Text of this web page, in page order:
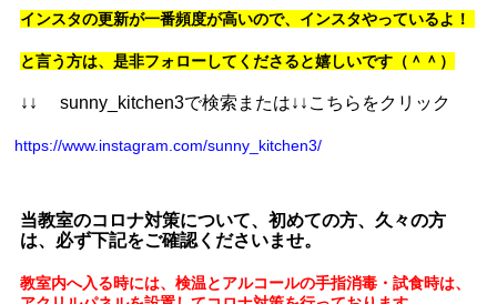
インスタの更新が一番頻度が高いので、インスタやっているよ！
と言う方は、是非フォローしてくださると嬉しいです（＾＾）
↓↓ sunny_kitchen3で検索または↓↓こちらをクリック
https://www.instagram.com/sunny_kitchen3/
当教室のコロナ対策について、初めての方、久々の方
は、必ず下記をご確認くださいませ。
教室内へ入る時には、検温とアルコールの手指消毒・試食時は、